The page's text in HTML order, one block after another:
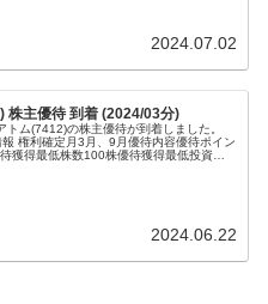
2024.07.02
株主優待 到着 (2024/03分)
ム(7412)の株主優待が到着しました。
権利確定月3月、9月優待内容優待ポイン
獲得最低株数100株優待獲得最低投資額
2024.06.22